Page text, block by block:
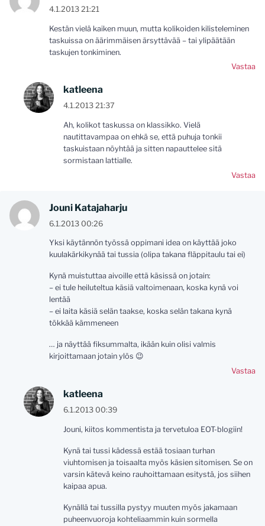
4.1.2013 21:21
Kestän vielä kaiken muun, mutta kolikoiden kilisteleminen
taskuissa on äärimmäisen ärsyttävää – tai ylipäätään
taskujen tonkiminen.
Vastaa
katleena
4.1.2013 21:37
Ah, kolikot taskussa on klassikko. Vielä
nautittavampaa on ehkä se, että puhuja tonkii
taskuistaan nöyhtää ja sitten napauttelee sitä
sormistaan lattialle.
Vastaa
Jouni Katajaharju
6.1.2013 00:26
Yksi käytännön työssä oppimani idea on käyttää joko
kuulakärkikynää tai tussia (olipa takana fläppitaulu tai ei)
Kynä muistuttaa aivoille että käsissä on jotain:
– ei tule heiluteltua käsiä valtoimenaan, koska kynä voi
lentää
– ei laita käsiä selän taakse, koska selän takana kynä
tökkää kämmeneen
… ja näyttää fiksummalta, ikään kuin olisi valmis
kirjoittamaan jotain ylös 😉
Vastaa
katleena
6.1.2013 00:39
Jouni, kiitos kommentista ja tervetuloa EOT-blogiin!
Kynä tai tussi kädessä estää tosiaan turhan
viuhtomisen ja toisaalta myös käsien sitomisen. Se on
varsin kätevä keino rauhoittamaan esitystä, jos siihen
kaipaa apua.
Kynällä tai tussilla pystyy muuten myös jakamaan
puheenvuoroja kohteliaammin kuin sormella